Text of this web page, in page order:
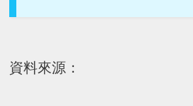
資料來源：